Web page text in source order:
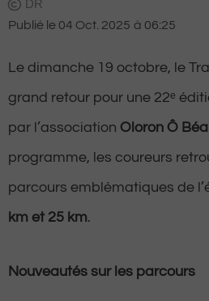
DR
Publié le 04 Oct. 2025 à 06:25
Le dimanche 19 octobre, le
grand retour pour une 22ᵉ
par l’association Oloron Ô
programme, les coureurs
parcours emblématiques de
km et 25 km.
Nouveautés sur les parcours